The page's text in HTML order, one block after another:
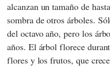
alcanzan un tamaño de
sombra de otros árboles.
del octavo año, pero los
años. El árbol florece
flores y los frutos, que